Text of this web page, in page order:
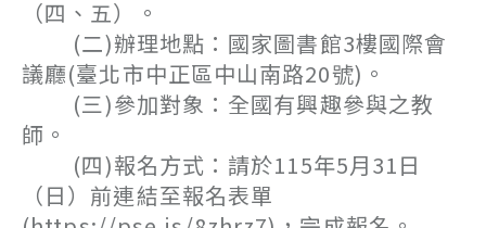
（四、五）。
(二)辦理地點：國家圖書館3樓國際會
議廳(臺北市中正區中山南路20號)。
(三)參加對象：全國有興趣參與之教
師。
(四)報名方式：請於115年5月31日
（日）前連結至報名表單